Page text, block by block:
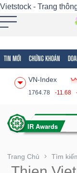
Vietstock - Trang
TIN MỚI CHỨNG KHOÁN
VN-Index
1764.78 -11.68
Trang Chủ Tìm
Tất cả Tính
Tính
(-)
VIETSTOCK